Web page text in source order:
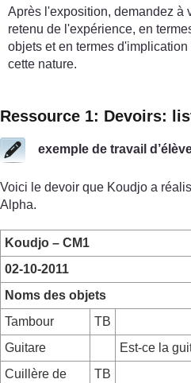
Après l'exposition, demandez à
retenu de l'expérience, en
objets et en termes
cette nature.
Ressource 1: Devoirs:
exemple de travail
Voici le devoir que Koudjo a
Alpha.
Koudjo – CM1
02-10-2011
Noms des objets
Tambour
TB
Guitare
Est-ce la
Cuillère de
TB